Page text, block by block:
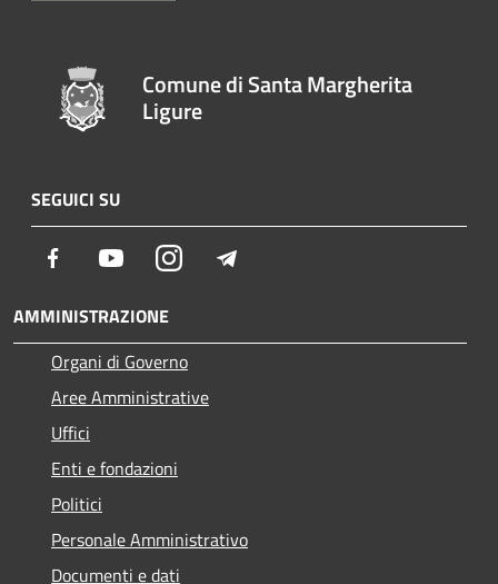
Comune di Santa Margherita
Ligure
SEGUICI SU
Facebook YoutubeInstagram
AMMINISTRAZIONE
Organi di Governo
Aree Amministrative
Uffici
Enti e fondazioni
Politici
Personale Amministrativo
Documenti e dati